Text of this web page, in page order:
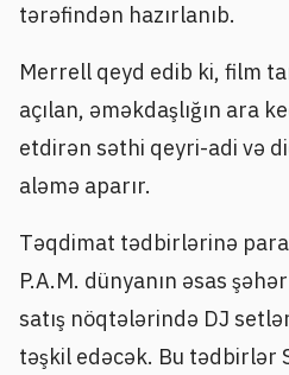
tərəfindən hazırlanıb.
Merrell qeyd edib ki, film
açılan, əməkdaşlığın ara
etdirən səthi qeyri-adi və
aləmə aparır.
Təqdimat tədbirlərinə
P.A.M. dünyanın əsas
satış nöqtələrində DJ
təşkil edəcək. Bu tədbirlər